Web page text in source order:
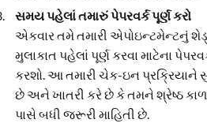
સમય પહેલાં તમારું પેપરવર્ક પૂર્ણ કરો
એકવાર તમે તમારી એપોઇન્ટમેન્ટનું
મુલાકાત પહેલાં પૂર્ણ કરવા માટેના
કરશો. આ તમારી ચેક-ઇન પ્રક્રિયાને
છે અને ખાતરી કરે છે કે તમને શ્રેષ્ઠ
પાસે બધી જરૂરી માહિતી છે.